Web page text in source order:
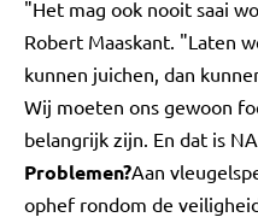
"Het mag ook nooit saai
Robert Maaskant. "Laten
kunnen juichen, dan
Wij moeten ons gewoon
belangrijk zijn. En dat is
Problemen?Aan
ophef rondom de